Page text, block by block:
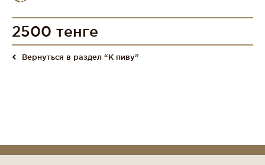
2500 тенге
Вернуться в раздел “К пиву”